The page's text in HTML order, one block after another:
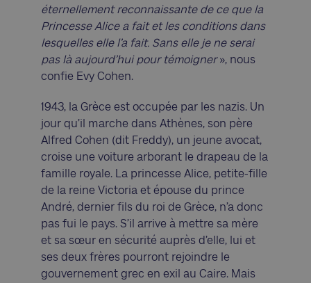
éternellement reconnaissante de ce que la
Princesse Alice a fait et les conditions dans
lesquelles elle l’a fait. Sans elle je ne serai
pas là aujourd’hui pour témoigner», nous
confie Evy Cohen.
1943, la Grèce est occupée par les nazis. Un
jour qu’il marche dans Athènes, son père
Alfred Cohen (dit Freddy), un jeune avocat,
croise une voiture arborant le drapeau de la
famille royale. La princesse Alice, petite-fille
de la reine Victoria et épouse du prince
André, dernier fils du roi de Grèce, n’a donc
pas fui le pays. S’il arrive à mettre sa mère
et sa sœur en sécurité auprès d’elle, lui et
ses deux frères pourront rejoindre le
gouvernement grec en exil au Caire. Mais